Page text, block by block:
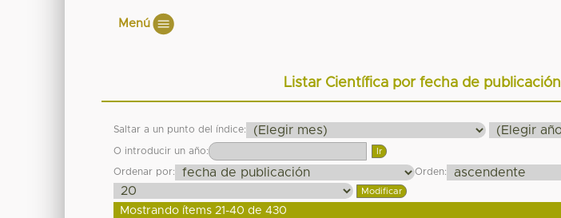
Menú
Listar Científica por fecha de publicación
Saltar a un punto del índice:
O introducir un año:
Ordenar por: Orden:
Mostrando ítems 21-40 de 430